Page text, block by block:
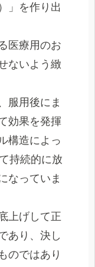
」を作り出
医療用のお
ないよう緻
服用後にま
効果を発揮
構造によっ
持続的に放
なっていま
上げして正
あり、決し
のではあり